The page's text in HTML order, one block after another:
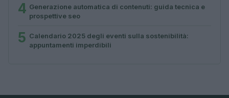
4 Generazione automatica di contenuti: guida tecnica e
prospettive seo
5 Calendario 2025 degli eventi sulla sostenibilità:
appuntamenti imperdibili